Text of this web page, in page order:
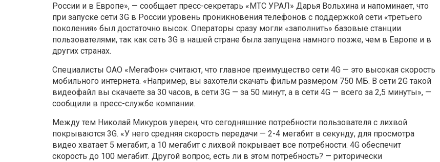
России и в Европе», — сообщает пресс-секретарь «МТС УРАЛ» Дарья Вольхина и напоминает, что
при запуске сети 3G в России уровень проникновения телефонов с поддержкой сети «третьего
поколения» был достаточно высок. Операторы сразу могли «заполнить» базовые станции
пользователями, так как сеть 3G в нашей стране была запущена намного позже, чем в Европе и в
других странах.
Специалисты ОАО «МегаФон» считают, что главное преимущество сети 4G — это высокая скорость
мобильного интернета. «Например, вы захотели скачать фильм размером 750 МБ. В сети 2G такой
видеофайл вы скачаете за 30 часов, в сети 3G — за 50 минут, а в сети 4G — всего за 2,5 минуты», —
сообщили в пресс-службе компании.
Между тем Николай Микуров уверен, что сегодняшние потребности пользователя с лихвой
покрываются 3G. «У него средняя скорость передачи — 2-4 мегабит в секунду, для просмотра
видео хватает 5 мегабит, а 10 мегабит с лихвой покрывает все потребности. 4G обеспечит
скорость до 100 мегабит. Другой вопрос, есть ли в этом потребность? — риторически